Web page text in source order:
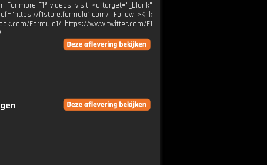
more F1® videos, visit: <a target="_blank"
f1store.formula1.com/ Follow">Klik
Formula1/ https://www.twitter.com/F1